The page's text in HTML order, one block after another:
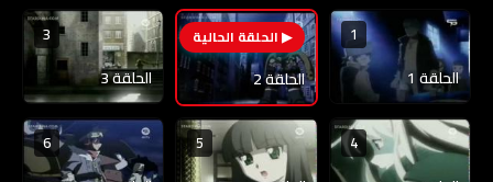
1
الحلقة 1
2
الحلقة 2
3
الحلقة 3
4
5
6